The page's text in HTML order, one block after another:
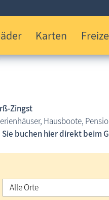
Karten
Zingst
Hausboote,
Sie buchen hier direkt beim